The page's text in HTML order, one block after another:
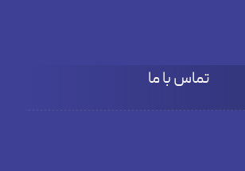
تماس با ما